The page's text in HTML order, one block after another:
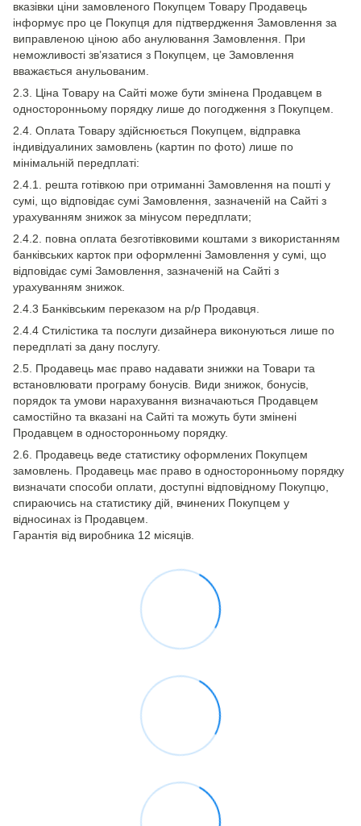
вказівки ціни замовленого Покупцем Товару Продавець
інформує про це Покупця для підтвердження Замовлення за
виправленою ціною або анулювання Замовлення. При
неможливості зв’язатися з Покупцем, це Замовлення
вважається анульованим.
2.3. Ціна Товару на Сайті може бути змінена Продавцем в
односторонньому порядку лише до погодження з Покупцем.
2.4. Оплата Товару здійснюється Покупцем, відправка
індивідуалиних замовлень (картин по фото) лише по
мінімальній передплаті:
2.4.1. решта готівкою при отриманні Замовлення на пошті у
сумі, що відповідає сумі Замовлення, зазначеній на Сайті з
урахуванням знижок за мінусом передплати;
2.4.2. повна оплата безготівковими коштами з використанням
банківських карток при оформленні Замовлення у сумі, що
відповідає сумі Замовлення, зазначеній на Сайті з
урахуванням знижок.
2.4.3 Банківським переказом на р/р Продавця.
2.4.4 Стилістика та послуги дизайнера виконуються лише по
передплаті за дану послугу.
2.5. Продавець має право надавати знижки на Товари та
встановлювати програму бонусів. Види знижок, бонусів,
порядок та умови нарахування визначаються Продавцем
самостійно та вказані на Сайті та можуть бути змінені
Продавцем в односторонньому порядку.
2.6. Продавець веде статистику оформлених Покупцем
замовлень. Продавець має право в односторонньому порядку
визначати способи оплати, доступні відповідному Покупцю,
спираючись на статистику дій, вчинених Покупцем у
відносинах із Продавцем.
Гарантія від виробника 12 місяців.